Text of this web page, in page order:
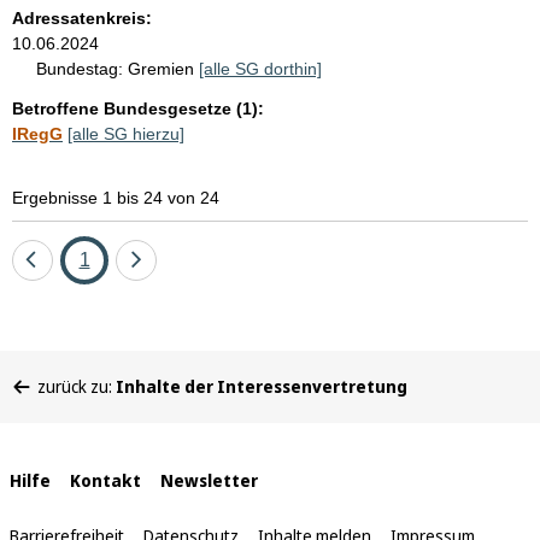
Adressatenkreis:
10.06.2024
Bundestag: Gremien [alle SG dorthin]
Betroffene Bundesgesetze (1):
IRegG [alle SG hierzu]
Ergebnisse 1 bis 24 von 24
EineSeite
1
Eine
befinden
zurück zu: Inhalte der Interessenvertretung
Interne
Links
Hilfe Kontakt Newsletter
Barrierefreiheit Datenschutz Inhalte melden Impressum